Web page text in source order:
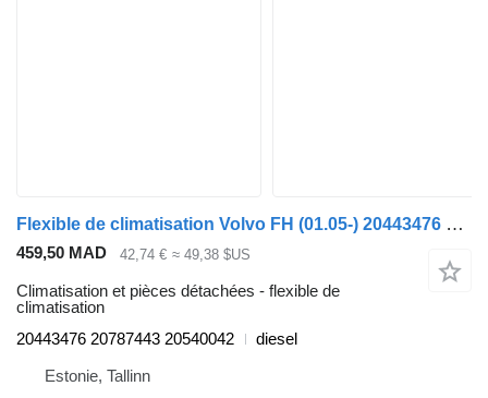
Flexible de climatisation Volvo FH (01.05-) 20443476 pour tracteur routier Volvo FH12, FH16, NH12, FH, VNL780 (1993-2014)
459,50 MAD 42,74 € ≈ 49,38 $US
Climatisation et pièces détachées - flexible de
climatisation
20443476 20787443 20540042
diesel
Estonie, Tallinn